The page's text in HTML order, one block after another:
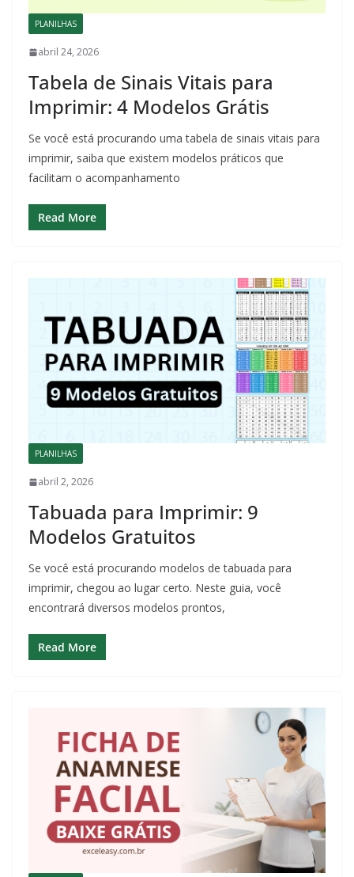
PLANILHAS
abril 24, 2026
Tabela de Sinais Vitais para
Imprimir: 4 Modelos Grátis
Se você está procurando uma tabela de sinais vitais para
imprimir, saiba que existem modelos práticos que
facilitam o acompanhamento
Read More
PLANILHAS
abril 2, 2026
Tabuada para Imprimir: 9
Modelos Gratuitos
Se você está procurando modelos de tabuada para
imprimir, chegou ao lugar certo. Neste guia, você
encontrará diversos modelos prontos,
Read More